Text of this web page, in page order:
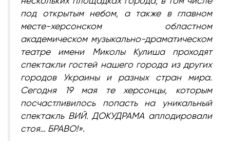
под открытым небом, а также в главном
месте-херсонском областном
академическом музыкально-драматическом
театре имени Миколы Кулиша проходят
спектакли гостей нашего города из других
городов Украины и разных стран мира.
Сегодня 19 мая те херсонцы, которым
посчастливилось попасть на уникальный
спектакль ВИЙ. ДОКУДРАМА аплодировали
стоя… БРАВО!».